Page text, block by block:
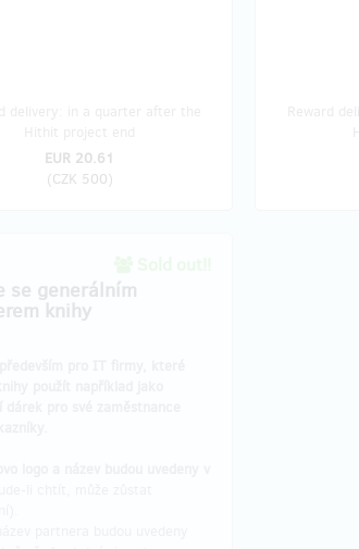
EUR 20.61
(CZK 500)
se generálním
knihy